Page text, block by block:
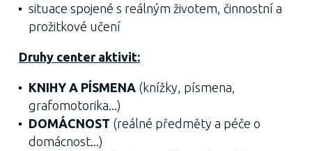
situace spojené s reálným životem, činnostní a
prožitkové učení
Druhy center aktivit:
KNIHY A PÍSMENA (knížky, písmena,
grafomotorika...)
DOMÁCNOST (reálné předměty a péče o
domácnost...)